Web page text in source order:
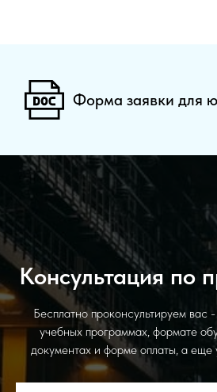
Форма заявки для
Консультация по
Бесплатно проконсультируем
учебных программах, формате
документах и форме оплаты, а